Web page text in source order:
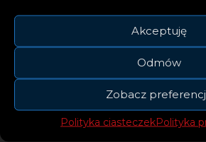
Akceptuję
Odmów
Zobacz
Polityka ciasteczekPolityka
Trik numer jeden
Czasami do walki z
samochodem warto sięgnąć
metody. Oczywiście, to raczej